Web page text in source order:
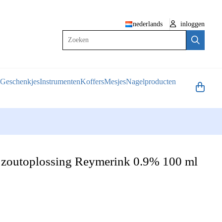
nederlands
inloggen
GeschenkjesInstrumentenKoffersMesjesNagelproducten
Reymerink 0.9% 100 ml